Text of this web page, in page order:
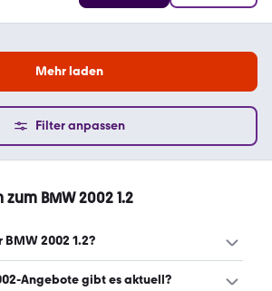
Mehr laden
Filter anpassen
BMW 2002 1.2
2002 1.2?
BMW 2002 1.2 liegt zwischen
Angebote gibt es aktuell?